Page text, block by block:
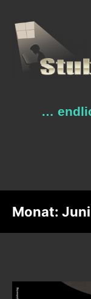
Inhalt
springen
…
Monat: